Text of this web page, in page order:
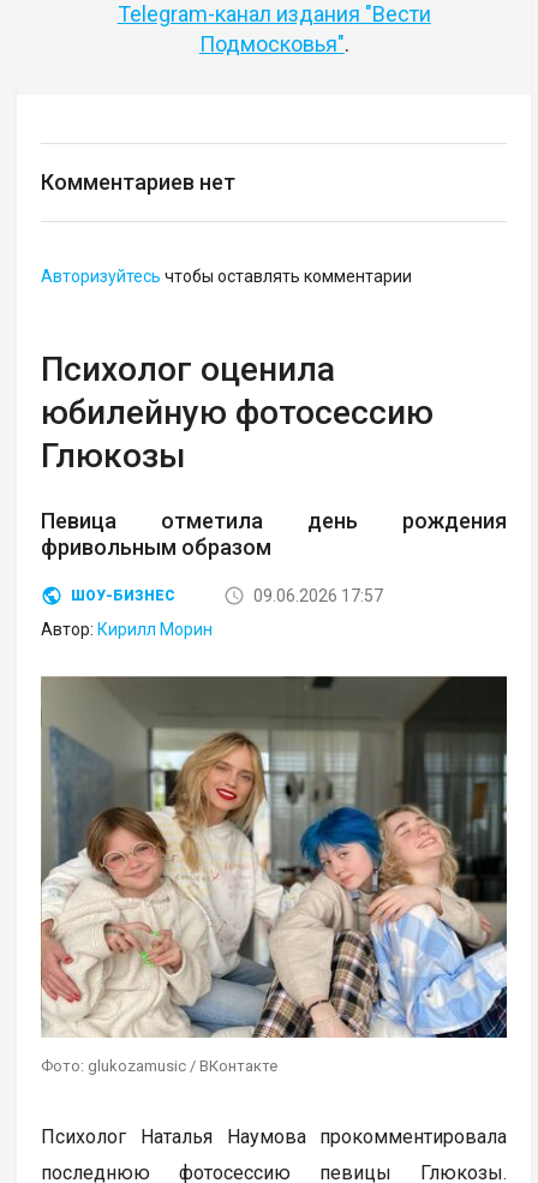
Telegram-канал издания "Вести
Подмосковья".
Комментариев нет
Авторизуйтесь чтобы оставлять комментарии
Психолог оценила
юбилейную фотосессию
Глюкозы
Певица отметила день рождения
фривольным образом
ШОУ-БИЗНЕС
09.06.2026 17:57
Автор: Кирилл Морин
Фото: glukozamusic / ВКонтакте
Психолог Наталья Наумова прокомментировала
последнюю фотосессию певицы Глюкозы.